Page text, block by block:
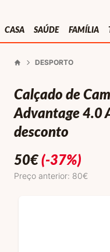
CASA SAÚDE FAMÍLIA
DESPORTO
Calçado de
Advantage 4.0
desconto
50€(-37%)
Preço anterior: 80€